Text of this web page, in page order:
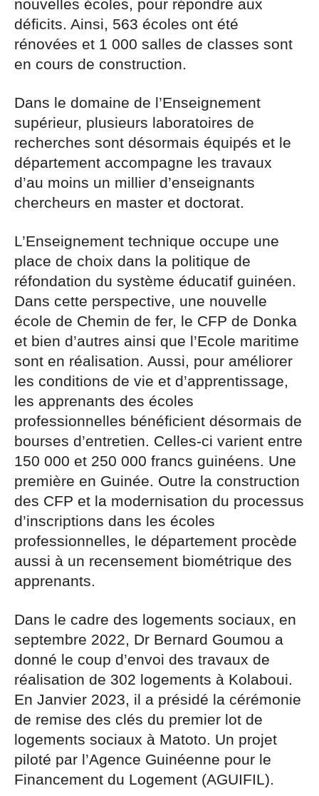
nouvelles écoles, pour répondre aux
déficits. Ainsi, 563 écoles ont été
rénovées et 1 000 salles de classes sont
en cours de construction.
Dans le domaine de l’Enseignement
supérieur, plusieurs laboratoires de
recherches sont désormais équipés et le
département accompagne les travaux
d’au moins un millier d’enseignants
chercheurs en master et doctorat.
L’Enseignement technique occupe une
place de choix dans la politique de
réfondation du système éducatif guinéen.
Dans cette perspective, une nouvelle
école de Chemin de fer, le CFP de Donka
et bien d’autres ainsi que l’Ecole maritime
sont en réalisation. Aussi, pour améliorer
les conditions de vie et d’apprentissage,
les apprenants des écoles
professionnelles bénéficient désormais de
bourses d’entretien. Celles-ci varient entre
150 000 et 250 000 francs guinéens. Une
première en Guinée. Outre la construction
des CFP et la modernisation du processus
d’inscriptions dans les écoles
professionnelles, le département procède
aussi à un recensement biométrique des
apprenants.
Dans le cadre des logements sociaux, en
septembre 2022, Dr Bernard Goumou a
donné le coup d’envoi des travaux de
réalisation de 302 logements à Kolaboui.
En Janvier 2023, il a présidé la cérémonie
de remise des clés du premier lot de
logements sociaux à Matoto. Un projet
piloté par l’Agence Guinéenne pour le
Financement du Logement (AGUIFIL).